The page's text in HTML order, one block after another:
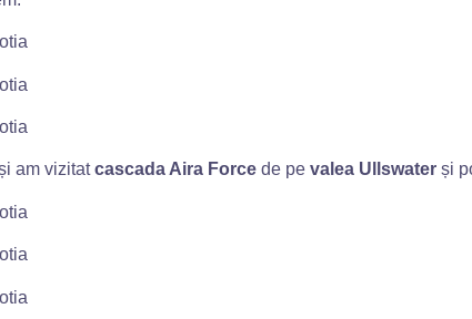
am vizitatcascada Aira Force de pe valea Ullswater și